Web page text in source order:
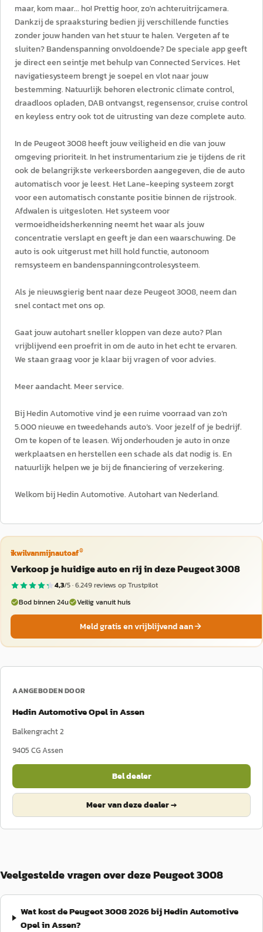
maar, kom maar... ho! Prettig hoor, zo'n achteruitrijcamera.
Dankzij de spraaksturing bedien jij verschillende functies
zonder jouw handen van het stuur te halen. Vergeten af te
sluiten? Bandenspanning onvoldoende? De speciale app geeft
je direct een seintje met behulp van Connected Services. Het
navigatiesysteem brengt je soepel en vlot naar jouw
bestemming. Natuurlijk behoren electronic climate control,
draadloos opladen, DAB ontvangst, regensensor, cruise control
en keyless entry ook tot de uitrusting van deze complete auto.
In de Peugeot 3008 heeft jouw veiligheid en die van jouw
omgeving prioriteit. In het instrumentarium zie je tijdens de rit
ook de belangrijkste verkeersborden aangegeven, die de auto
automatisch voor je leest. Het Lane-keeping systeem zorgt
voor een automatisch constante positie binnen de rijstrook.
Afdwalen is uitgesloten. Het systeem voor
vermoeidheidsherkenning neemt het waar als jouw
concentratie verslapt en geeft je dan een waarschuwing. De
auto is ook uitgerust met hill hold functie, autonoom
remsysteem en bandenspanningcontrolesysteem.
Als je nieuwsgierig bent naar deze Peugeot 3008, neem dan
snel contact met ons op.
Gaat jouw autohart sneller kloppen van deze auto? Plan
vrijblijvend een proefrit in om de auto in het echt te ervaren.
We staan graag voor je klaar bij vragen of voor advies.
Meer aandacht. Meer service.
Bij Hedin Automotive vind je een ruime voorraad van zo’n
5.000 nieuwe en tweedehands auto’s. Voor jezelf of je bedrijf.
Om te kopen of te leasen. Wij onderhouden je auto in onze
werkplaatsen en herstellen een schade als dat nodig is. En
natuurlijk helpen we je bij de financiering of verzekering.
Welkom bij Hedin Automotive. Autohart van Nederland.
ikwilvanmijnautoaf®
Verkoop je huidige auto en rij in deze Peugeot 3008
4,3/5 ·6.249reviews op Trustpilot
Bod binnen 24u
Veilig vanuit huis
Meld gratis en vrijblijvend aan
AANGEBODEN DOOR
Hedin Automotive Opel in Assen
Balkengracht 2
9405 CGAssen
Bel dealer
Meer van deze dealer →
Veelgestelde vragen over deze Peugeot 3008
Wat kost de Peugeot 3008 2026 bij Hedin Automotive
Opel in Assen?